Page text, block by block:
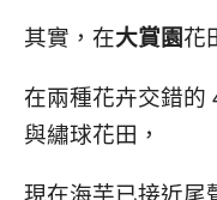
其實，在大賞園花
在兩種花卉交錯的
與繡球花田，
現在海芋已接近尾